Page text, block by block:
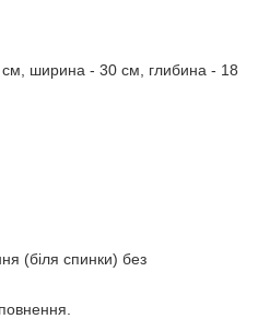
см, ширина - 30 см, глибина - 18
(біля спинки) без